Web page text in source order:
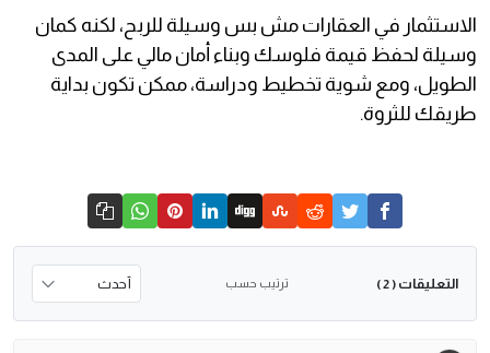
الاستثمار في العقارات مش بس وسيلة للربح، لكنه كمان
وسيلة لحفظ قيمة فلوسك وبناء أمان مالي على المدى
الطويل، ومع شوية تخطيط ودراسة، ممكن تكون بداية
طريقك للثروة.
التعليقات ( 2 ) ترتيب حسب